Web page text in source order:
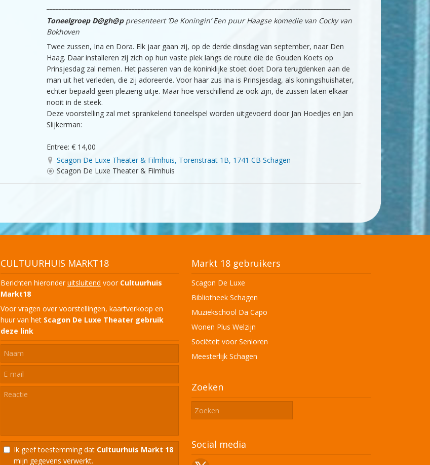
Toneelgroep D@gh@p presenteert ’De Koningin’ Een puur Haagse komedie van Cocky van
Bokhoven
Twee zussen, Ina en Dora. Elk jaar gaan zij, op de derde dinsdag van september, naar Den
Haag. Daar installeren zij zich op hun vaste plek langs de route die de Gouden Koets op
Prinsjesdag zal nemen. Het passeren van de koninklijke stoet doet Dora terugdenken aan de
man uit het verleden, die zij adoreerde. Voor haar zus Ina is Prinsjesdag, als koningshuishater,
echter bepaald geen plezierig uitje. Maar hoe verschillend ze ook zijn, de zussen laten elkaar
nooit in de steek.
Deze voorstelling zal met sprankelend toneelspel worden uitgevoerd door Jan Hoedjes en Jan
Slijkerman:
Entree: € 14,00
Scagon De Luxe Theater & Filmhuis, Torenstraat 1B, 1741 CB Schagen
Scagon De Luxe Theater & Filmhuis
CULTUURHUIS MARKT18
Berichten hieronderuitsluitend voor Cultuurhuis
Markt18
Voor vragen over voorstellingen, kaartverkoop en
huur van het Scagon De Luxe Theater gebruik
deze link
Ik geef toestemming dat Cultuurhuis Markt 18
mijn gegevens verwerkt.
Markt 18 gebruikers
Scagon De Luxe
Bibliotheek Schagen
Muziekschool Da Capo
Wonen Plus Welzijn
Sociëteit voor Senioren
Meesterlijk Schagen
Zoeken
Social media